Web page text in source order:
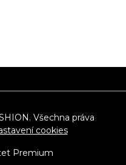
Premium
. Všechna práva
cookies